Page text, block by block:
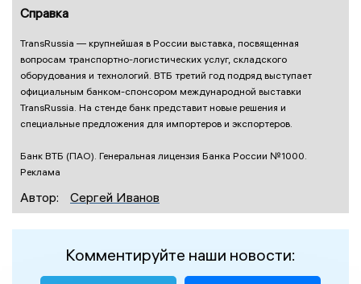
Справка
TransRussia — крупнейшая в России выставка, посвященная
вопросам транспортно-логистических услуг, складского
оборудования и технологий. ВТБ третий год подряд выступает
официальным банком-спонсором международной выставки
TransRussia. На стенде банк представит новые решения и
специальные предложения для импортеров и экспортеров.
Банк ВТБ (ПАО). Генеральная лицензия Банка России №1000.
Реклама
Автор: Сергей Иванов
Комментируйте наши новости: